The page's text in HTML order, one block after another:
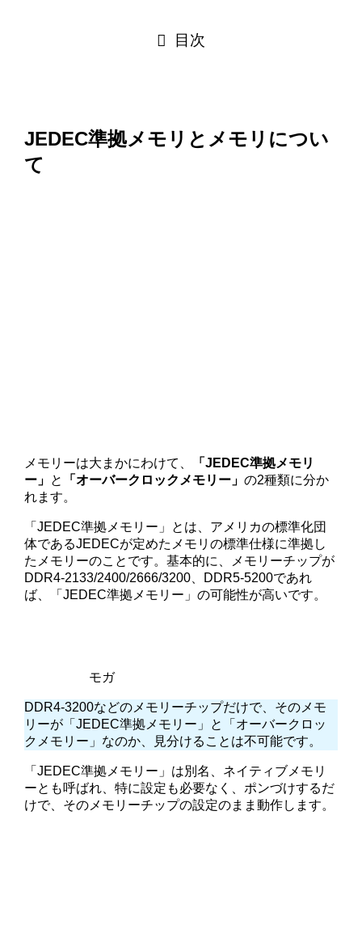
目次
JEDEC準拠メモリとメモリについ
て
メモリーは大まかにわけて、
「JEDEC準拠メモリ
ー」 と 「オーバークロックメモリー」の2種類に分か
れます。
「JEDEC準拠メモリー」とは、アメリカの標準化団
体であるJEDECが定めたメモリの標準仕様に準拠し
たメモリーのことです。基本的に、メモリーチップが
DDR4-2133/2400/2666/3200、DDR5-5200であれ
ば、「JEDEC準拠メモリー」の可能性が高いです。
モガ
DDR4-3200などのメモリーチップだけで、そのメモ
リーが「JEDEC準拠メモリー」と「オーバークロッ
クメモリー」なのか、見分けることは不可能です。
「JEDEC準拠メモリー」は別名、ネイティブメモリ
ーとも呼ばれ、特に設定も必要なく、ポンづけするだ
けで、そのメモリーチップの設定のまま動作します。